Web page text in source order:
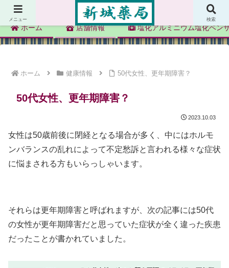
新城薬局
ホーム 店舗情報 塩化アルミニウム塩化ベン
ホーム 健康情報 50代女性、更年期障害？
50代女性、更年期障害？
2023.10.03
女性は50歳前後に閉経となる場合が多く、中にはホルモ
ンバランスの乱れによって不定愁訴と言われる様々な症状
に悩まされる方もいらっしゃいます。
それらは更年期障害と呼ばれますが、次の記事には50代
の女性が更年期障害だと思っていた症状が全く違った疾患
だったことが書かれていました。
メニュー 検索